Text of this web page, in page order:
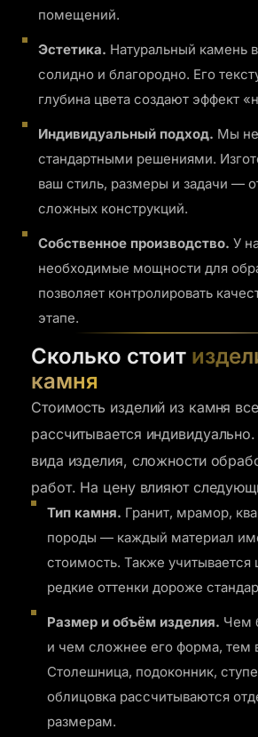
помещений.
Эстетика. Натуральный камень
солидно и благородно. Его
глубина цвета создают эффект
Индивидуальный подход. Мы не
стандартными решениями.
ваш стиль, размеры и задачи —
сложных конструкций.
Собственное производство. У
необходимые мощности для
позволяет контролировать
этапе.
Сколько стоит
камня
Стоимость изделий из камня
рассчитывается
вида изделия, сложности
работ. На цену влияют
Тип камня. Гранит, мрамор,
породы — каждый материал
стоимость. Также учитывается
редкие оттенки дороже
Размер и объём изделия. Чем
и чем сложнее его форма, тем
Столешница, подоконник,
облицовка рассчитываются
размерам.